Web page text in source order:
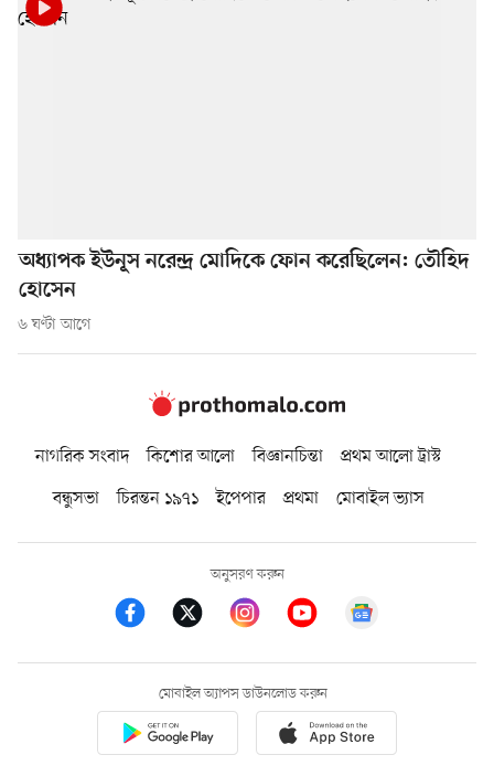
অধ্যাপক ইউনূস নরেন্দ্র মোদিকে ফোন করেছিলেন: তৌহিদ
হোসেন
৬ ঘণ্টা আগে
নাগরিক সংবাদ কিশোর আলো বিজ্ঞানচিন্তা
প্রথম আলো ট্রাস্ট
বন্ধুসভা
চিরন্তন ১৯৭১ ইপেপার প্রথমা মোবাইল ভ্যাস
অনুসরণ করুন
মোবাইল অ্যাপস ডাউনলোড করুন